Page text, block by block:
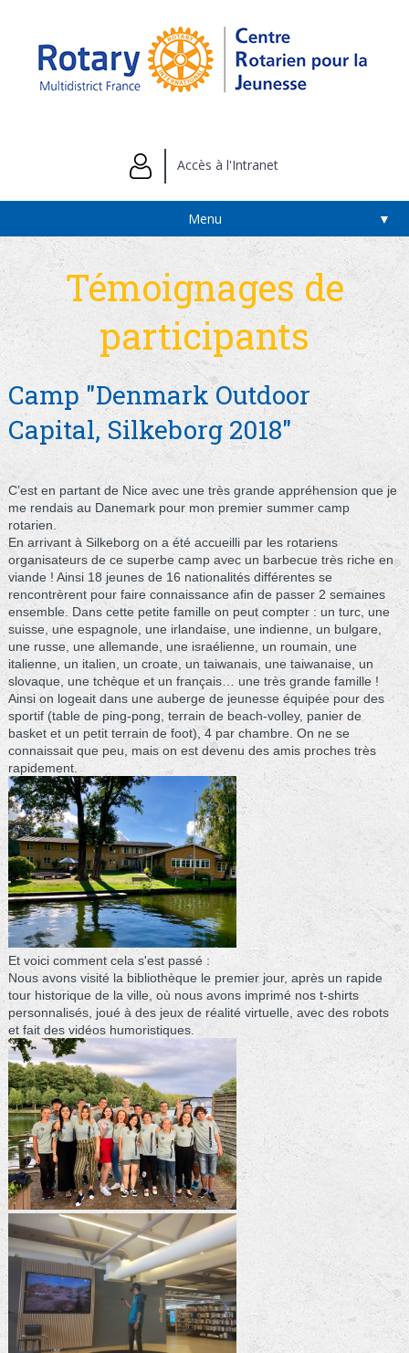
Accès à l'Intranet
Menu ▼
Témoignages de
participants
Camp "Denmark Outdoor
Capital, Silkeborg 2018"
C’est en partant de Nice avec une très grande appréhension que je
me rendais au Danemark pour mon premier summer camp
rotarien.
En arrivant à Silkeborg on a été accueilli par les rotariens
organisateurs de ce superbe camp avec un barbecue très riche en
viande ! Ainsi 18 jeunes de 16 nationalités différentes se
rencontrèrent pour faire connaissance afin de passer 2 semaines
ensemble. Dans cette petite famille on peut compter : un turc, une
suisse, une espagnole, une irlandaise, une indienne, un bulgare,
une russe, une allemande, une israélienne, un roumain, une
italienne, un italien, un croate, un taiwanais, une taiwanaise, un
slovaque, une tchèque et un français… une très grande famille !
Ainsi on logeait dans une auberge de jeunesse équipée pour des
sportif (table de ping-pong, terrain de beach-volley, panier de
basket et un petit terrain de foot), 4 par chambre. On ne se
connaissait que peu, mais on est devenu des amis proches très
rapidement.
Et voici comment cela s'est passé :
Nous avons visité la bibliothèque le premier jour, après un rapide
tour historique de la ville, où nous avons imprimé nos t-shirts
personnalisés, joué à des jeux de réalité virtuelle, avec des robots
et fait des vidéos humoristiques.